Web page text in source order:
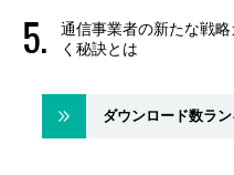
通信事業者の新たな戦
く秘訣とは
ダウンロード数ラ